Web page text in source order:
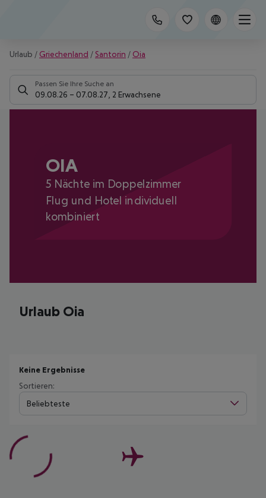
Urlaub / Griechenland / Santorin / Oia
Passen Sie Ihre Suche an
09.08.26 – 07.08.27 2 Erwachsene
OIA
5 Nächte im Doppelzimmer
Flug und Hotel individuell
kombiniert
Urlaub Oia
Keine Ergebnisse
Sortieren:
Beliebteste